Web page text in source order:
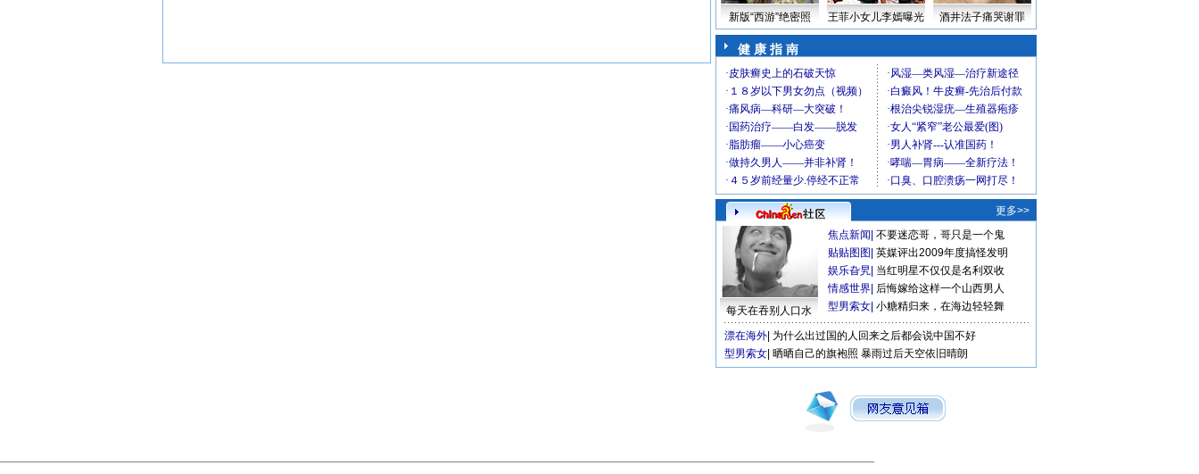
新版“西游”绝密照 王菲小女儿李嫣曝光 酒井法子痛哭谢罪
健 康 指 南
更多>>
每天在吞别人口水
焦点新闻 不要迷恋哥，哥只是一个鬼
贴贴图图 英媒评出2009年度搞怪发明
娱乐旮旯 当红明星不仅仅是名利双收
情感世界 后悔嫁给这样一个山西男人
型男索女 小糖精归来，在海边轻轻舞
漂在海外 为什么出过国的人回来之后都会说中国不好
型男索女 晒晒自己的旗袍照 暴雨过后天空依旧晴朗